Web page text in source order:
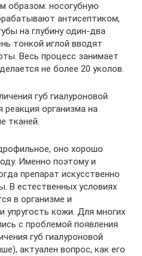
образом: носогубную
антисептиком,
на глубину один-два
тонкой иглой вводят
Весь процесс занимает
не более 20 уколов.
губ гиалуроновой
реакция организма на
тканей.
оно хорошо
Именно поэтому и
препарат искусственно
В естественных условиях
в организме и
кожи. Для многих
с проблемой появления
губ гиалуроновой
актуален вопрос, как его